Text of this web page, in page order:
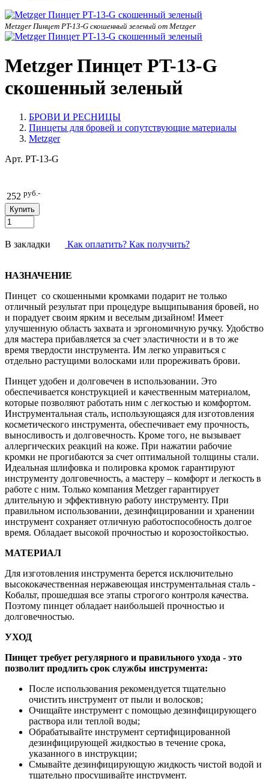
Metzger Пинцет PT-13-G скошенный зеленый от Metzger
Metzger Пинцет PT-13-G
скошенный зеленый
БРОВИ И РЕСНИЦЫ
Пинцеты для бровей и сопутствующие материалы
Metzger
Арт. PT-13-G
252 руб.-
В закладки Как оплатить? Как получить?
НАЗНАЧЕНИЕ
Пинцет со скошенными кромками подарит не только
отличный результат при процедуре выщипывания бровей, но
и порадует своим ярким и веселым дизайном! Имеет
улучшенную область захвата и эргономичную ручку. Удобство
для мастера прибавляется за счет эластичности и в то же
время твердости инструмента. Им легко управиться с
отдельно растущими волосками или прореживать брови.
Пинцет удобен и долговечен в использовании. Это
обеспечивается конструкцией и качественным материалом,
которые позволяют работать ним с легкостью и комфортом.
Инструментальная сталь, использующаяся для изготовления
косметического инструмента, обеспечивает ему прочность,
выносливость и долговечность. Кроме того, не вызывает
аллергических реакций на коже. При нажатии рабочие
кромки не прогибаются за счет оптимальной толщины стали.
Идеальная шлифовка и полировка кромок гарантируют
инструменту долговечность, а мастеру – комфорт и легкость в
работе с ним. Только компания Metzger гарантирует
длительную и эффективную работу инструменту. При
правильном использовании, дезинфицировании и хранении
инструмент сохраняет отличную работоспособность долгое
время. Обладает высокой прочностью и корозостойкостью.
МАТЕРИАЛ
Для изготовления инструмента берется исключительно
высококачественная нержавеющая инструментальная сталь -
Кобальт, прошедшая все этапы строгого контроля качества.
Поэтому пинцет обладает наибольшей прочностью и
долговечностью.
УХОД
Пинцет требует регулярного и правильного ухода - это
позволит продлить срок службы инструмента:
После использования рекомендуется тщательно
очистить инструмент от пыли и волосков;
Очищайте инструмент с помощью дезинфицирующего
раствора или теплой воды;
Обрабатывайте инструмент сертифицированной
дезинфицирующей жидкостью в течение срока,
указанного в инструкции;
Смывайте дезинфицирующую жидкость чистой водой и
тщательно просушивайте инструмент.